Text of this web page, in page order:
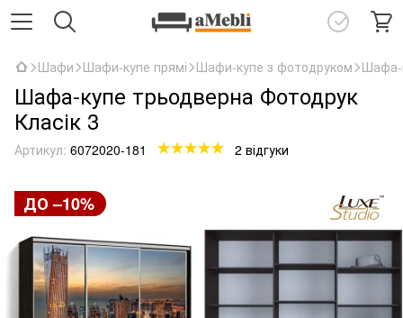
Шафи Шафи-купе прямі Шафи-купе з фотодруком Шафа-
Шафа-купе трьодверна Фотодрук
Класік 3
Артикул: 6072020-181 2 відгуки
ДО –10%